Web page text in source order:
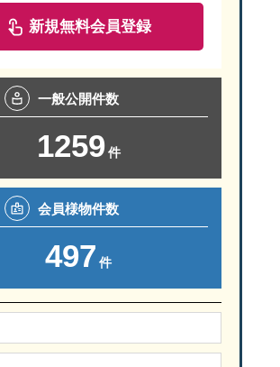
新規無料会員登録
一般公開件数
1259 件
会員様物件数
497 件